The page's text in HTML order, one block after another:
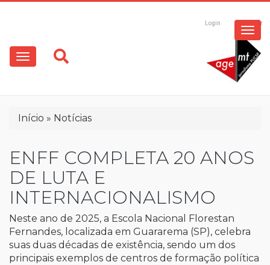
conteúdo
principal
Login Registrar
Main
navigation
Trilha
navegação
Início Notícias
ENFF COMPLETA 20 ANOS
DE LUTA E
INTERNACIONALISMO
Neste ano de 2025, a Escola Nacional Florestan
Fernandes, localizada em Guararema (SP), celebra
suas duas décadas de existência, sendo um dos
principais exemplos de centros de formação política